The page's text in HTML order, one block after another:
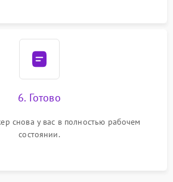
6. Готово
снова у вас в полностью рабочем
состоянии.